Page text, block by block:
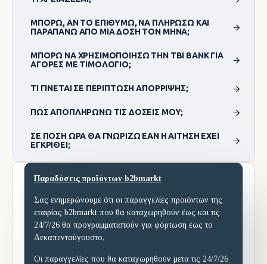
ΜΠΟΡΏ, ΑΝ ΤΟ ΕΠΙΘΥΜΏ, ΝΑ ΠΛΗΡΏΣΩ ΚΑΙ
ΠΑΡΑΠΆΝΩ ΑΠΌ ΜΊΑ ΔΌΣΗ ΤΟΝ ΜΉΝΑ;
ΜΠΟΡΏ ΝΑ ΧΡΗΣΙΜΟΠΟΊΗΣΩ ΤΗΝ TBI BANK ΓΙΑ
ΑΓΟΡΈΣ ΜΕ ΤΙΜΟΛΌΓΙΟ;
ΤΙ ΓΊΝΕΤΑΙ ΣΕ ΠΕΡΊΠΤΩΣΗ ΑΠΌΡΡΙΨΗΣ;
ΠΏΣ ΑΠΟΠΛΗΡΏΝΩ ΤΙΣ ΔΌΣΕΙΣ ΜΟΥ;
ΣΕ ΠΌΣΗ ΏΡΑ ΘΑ ΓΝΩΡΊΖΩ ΕΆΝ Η ΑΊΤΗΣΗ ΈΧΕΙ
ΕΓΚΡΙΘΕΊ;
Παραδόσεις προϊόντων b2bmarkt
Σας ενημερώνουμε ότι οι παραγγελίες προιόντων της
εταιρίας b2bmarkt που θα καταχωρηθούν έως και τις
24/7/26 θα προγραμματιστούν για φόρτωση έως το
Δεκαπενταύγουστο,
Οι παραγγελίες που θα καταχωρηθούν μετα τις 24/7/26